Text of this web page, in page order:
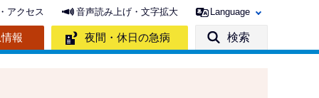
アクセス 音声読み上げ・文字拡大 Language
報 夜間・休日の急病 検索